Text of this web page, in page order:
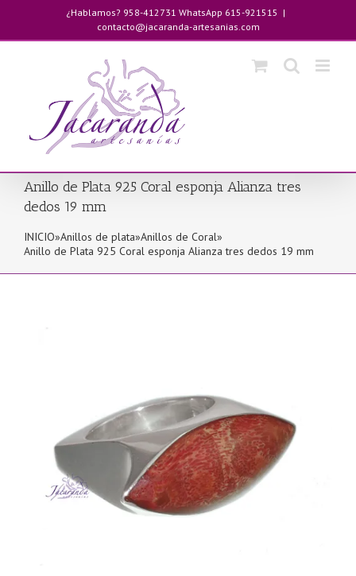
contenido
¿Hablamos? 958-412731 WhatsApp 615-921515 |
contacto@jacaranda-artesanias.com
Anillo de Plata 925 Coral esponja Alianza tres
dedos 19 mm
INICIO»Anillos de plata»Anillos de Coral»
Anillo de Plata 925 Coral esponja Alianza tres dedos 19 mm